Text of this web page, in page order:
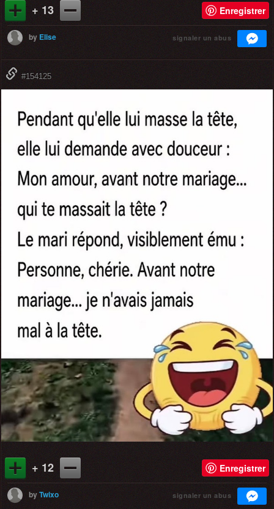
+ 13 Enregistrer
by Elise signaler un abus
#154125
+ 12 Enregistrer
byTwixo signaler un abus